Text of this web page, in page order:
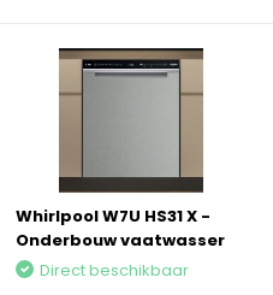
Whirlpool W7U HS31 X -
Onderbouw vaatwasser
Direct beschikbaar